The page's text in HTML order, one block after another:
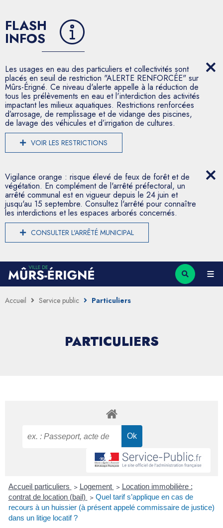
FLASH
INFOS
Les usages en eau des particuliers et collectivités sont
placés en seuil de restriction "ALERTE RENFORCÉE" sur
Mûrs-Érigné. Ce niveau d'alerte appelle à la réduction de
tous les prélèvements en eau et l'interdiction des activités
impactant les milieux aquatiques. Restrictions renforcées
d’arrosage, de remplissage et de vidange des piscines,
de lavage des véhicules et d’irrigation de cultures.
VOIR LES RESTRICTIONS
Vigilance orange : risque élevé de feux de forêt et de
végétation. En complément de l'arrêté préfectoral, un
arrêté communal est en vigueur depuis le 24 juin et
jusqu'au 15 septembre. Consultez l'arrêté pour connaître
les interdictions et les espaces arborés concernés.
CONSULTER L'ARRÊTÉ MUNICIPAL
Accueil Service public Particuliers
PARTICULIERS
Accueil particuliers > Logement > Location immobilière :
contrat de location (bail) > Quel tarif s’applique en cas de
recours à un huissier (à présent appelé commissaire de justice)
dans un litige locatif ?